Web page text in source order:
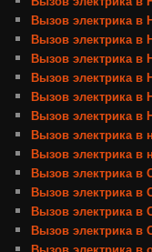
Вызов электрика в
Вызов электрика в
Вызов электрика в
Вызов электрика в
Вызов электрика в
Вызов электрика
Вызов электрика в
Вызов электрика в
Вызов электрика в
Вызов электрика в
Вызов электрика в
Вызов электрика в